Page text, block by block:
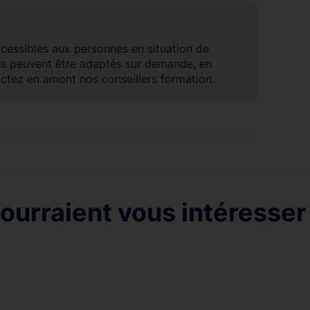
aux personnes en situation de
peuvent être adaptés sur demande, en
en amont nos conseillers formation.
vous